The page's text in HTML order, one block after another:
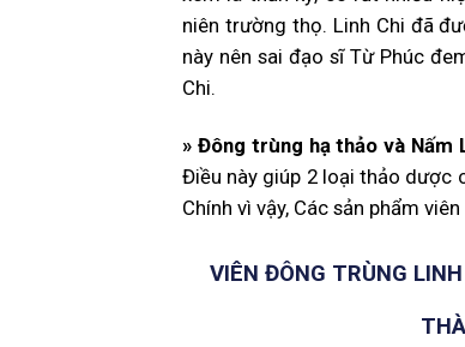
niên trường thọ. Linh Chi đã
này nên sai đạo sĩ Từ Phúc
Chi.
» Đông trùng hạ thảo và Nấm
Điều này giúp 2 loại thảo dược
Chính vì vậy, Các sản phẩm
VIÊN ĐÔNG TRÙNG